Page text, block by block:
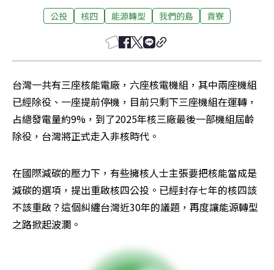
公投 核四 能源轉型 我們的島 貢寮
台灣一共有三座核能電廠，六座核電機組，其中兩座機組
已經除役、一座提前停機，目前只剩下三座機組在運轉，
占總發電量約9%，到了2025年核三廠最後一部機組屆齡
除役，台灣將正式走入非核時代。
在國際減碳的壓力下，有些擁核人士主張要把核能當成是
減碳的選項，提出重啟核四公投。已經封存七年的核四該
不該重啟？這個糾纏台灣近30年的議題，再度讓能源轉型
之路掀起波瀾。